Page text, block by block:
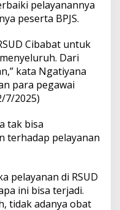
pelayanannya
peserta BPJS.
Cibabat untuk
Dari
kata Ngatiyana
para pegawai
7/2025)
tak bisa
terhadap pelayanan
pelayanan di RSUD
ini bisa terjadi.
tidak adanya obat